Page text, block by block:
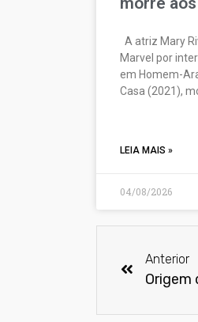
A atriz Mary
Marvel por
em Homem-
Casa (2021),
LEIA MAIS »
04/08/2026
Anterior
Origem